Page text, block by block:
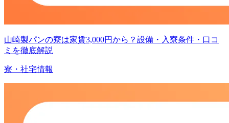
山崎製パンの寮は家賃3,000円から？設備・入寮条件・口コ
ミを徹底解説
寮・社宅情報